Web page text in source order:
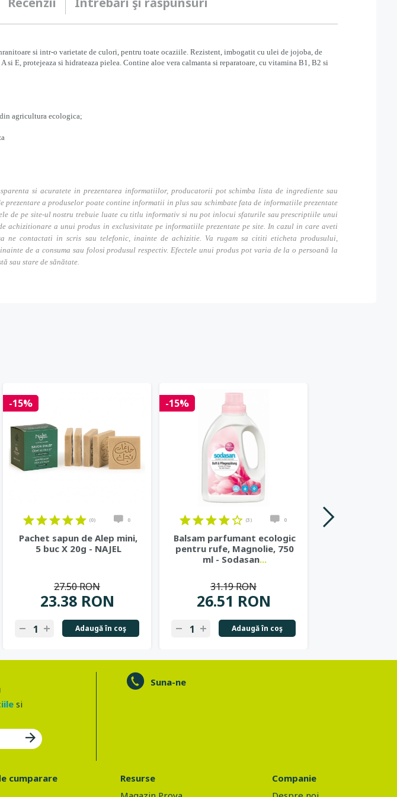
si intr-o varietate de culori, pentru toate ocaziile. Rezistent, imbogatit cu ulei de jojoba, de
si E, protejeaza si hidrateaza pielea. Contine aloe vera calmanta si reparatoare, cu vitamina B1, B2 si
agricultura ecologica;
si acuratete in prezentarea informatiilor, producatorii pot schimba lista de ingrediente sau
prezentare a produselor poate contine informatii in plus sau schimbate fata de informatiile prezentate
de pe site-ul nostru trebuie luate cu titlu informativ si nu pot inlocui sfaturile sau prescriptiile unui
achizitionare a unui produs in exclusivitate pe informatiile prezentate pe site. In cazul in care aveti
ne contactati in scris sau telefonic, inainte de achizitie. Va rugam sa cititi eticheta produsului,
de a consuma sau folosi produsul respectiv. Efectele unui produs pot varia de la o persoană la
sau stare de sănătate.
-15%
(0) 0
Pachet sapun de Alep mini,
5 buc X 20g - NAJEL
23.38 RON
27.50 RON
Adaugă în coş
-15%
(3) 0
Balsam parfumant ecologic
pentru rufe, Magnolie, 750
ml - Sodasan...
26.51 RON
31.19 RON
Adaugă în coş
si
Suna-ne
cumparare
Resurse
Companie